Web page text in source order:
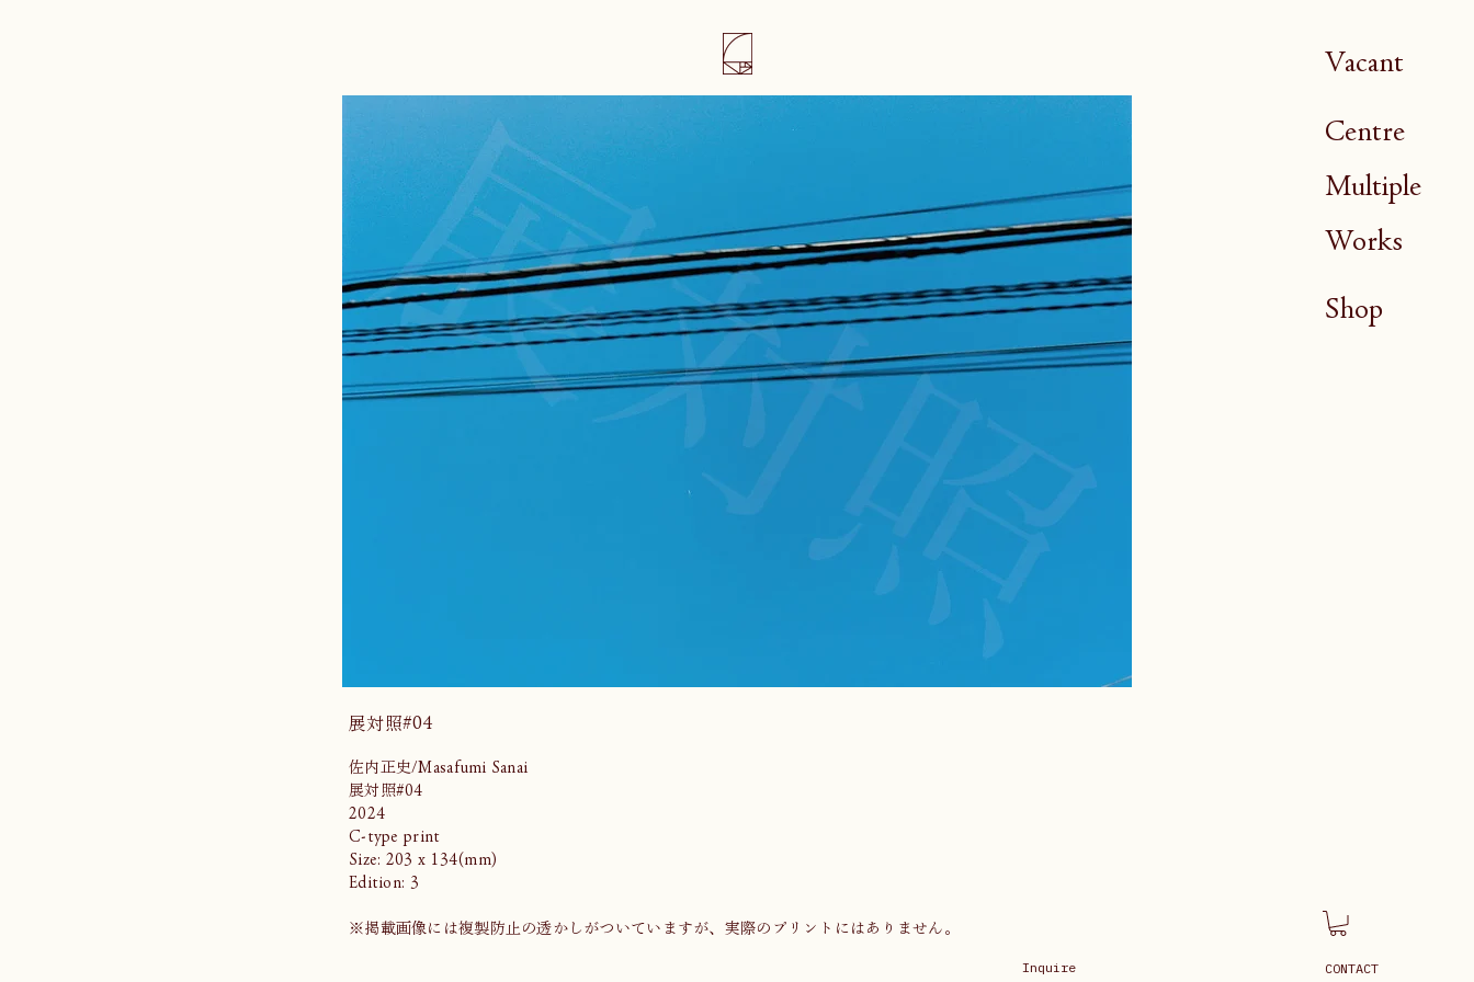
Vacant
Centre
Multiple
Works
Shop
展対照#04
佐内正史/Masafumi Sanai
展対照#04
2024
C-type print
Size: 203 x 134(mm)
Edition: 3
※掲載画像には複製防止の透かしがついていますが、実際のプリントにはありません。
Inquire CONTACT